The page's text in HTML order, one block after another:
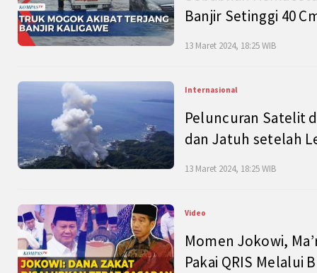
Banjir Setinggi 40
13 Maret 2024, 18:25 WIB
Internasional
Peluncuran Satelit
dan Jatuh setelah
13 Maret 2024, 18:25 WIB
Video
Momen Jokowi,
Pakai QRIS Melalui